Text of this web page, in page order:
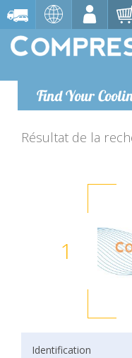
Find Your
Résultat de la
1
Identification